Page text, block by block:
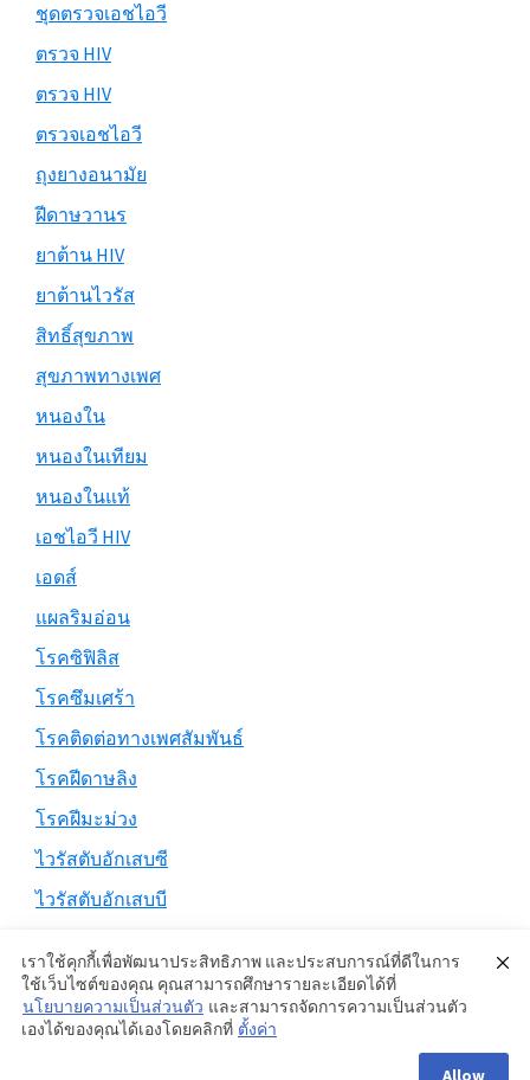
ชุดตรวจเอชไอวี
ตรวจ HIV
ตรวจ HIV
ตรวจเอชไอวี
ถุงยางอนามัย
ฝีดาษวานร
ยาต้าน HIV
ยาต้านไวรัส
สิทธิ์สุขภาพ
สุขภาพทางเพศ
หนองใน
หนองในเทียม
หนองในแท้
เอชไอวี HIV
เอดส์
แผลริมอ่อน
โรคซิฟิลิส
โรคซึมเศร้า
โรคติดต่อทางเพศสัมพันธ์
โรคฝีดาษลิง
โรคฝีมะม่วง
ไวรัสตับอักเสบซี
ไวรัสตับอักเสบบี
Copyright © 2026 ·Genesis SampleonGenesis Framework
WordPress
เราใช้คุกกี้เพื่อพัฒนาประสิทธิภาพ และประสบการณ์ที่ดีในการ
ใช้เว็บไซต์ของคุณ คุณสามารถศึกษารายละเอียดได้ที่
นโยบายความเป็นส่วนตัว และสามารถจัดการความเป็นส่วนตัว
เองได้ของคุณได้เองโดยคลิกที่ ตั้งค่า
Allow